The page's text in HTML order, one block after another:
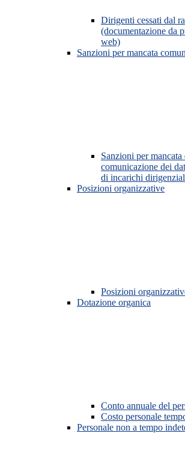
Dirigenti cessati dal
(documentazione da
web)
Sanzioni per mancata
Sanzioni per
comunicazione dei
di incarichi
Posizioni organizzative
Posizioni
Dotazione organica
Conto annuale del
Costo personale
Personale non a tempo